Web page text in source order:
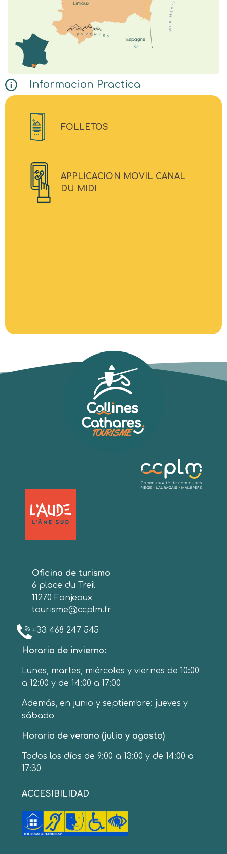
Informacion Practica
FOLLETOS
APPLICACION MOVIL CANAL
DU MIDI
Oficina de turismo
6 place du Treil
11270 Fanjeaux
tourisme@ccplm.fr
+33 468 247 545
Horario de invierno:
Lunes, martes, miércoles y viernes de 10:00
a 12:00 y de 14:00 a 17:00
Además, en junio y septiembre: jueves y
sábado
Horario de verano (julio y agosto)
Todos los días de 9:00 a 13:00 y de 14:00 a
17:30
ACCESIBILIDAD